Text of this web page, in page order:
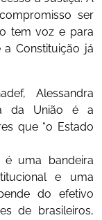
ser
tem voz e para
Constituição já
Alessandra
da União é a
que “o Estado
uma bandeira
e uma
do efetivo
de brasileiros,